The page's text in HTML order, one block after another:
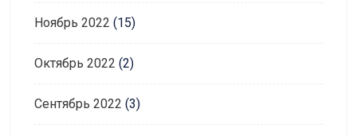
Ноябрь 2022 (15)
Октябрь 2022 (2)
Сентябрь 2022 (3)